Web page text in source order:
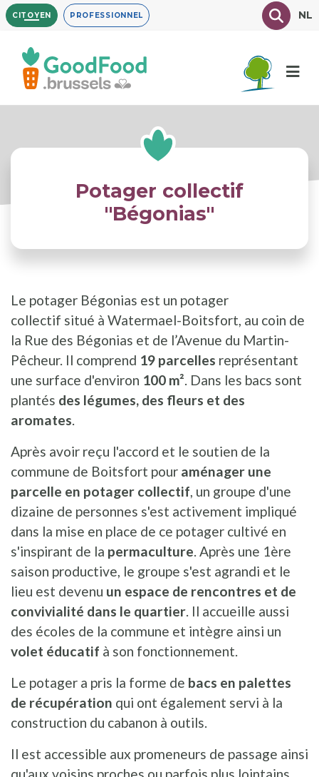
Aller
au
contenu
principal
CITOYEN PROFESSIONNEL TexteNL
Potager collectif
"Bégonias"
Le potager Bégonias est un potager
collectif situé à Watermael-Boitsfort, au coin de
la Rue des Bégonias et de l’Avenue du Martin-
Pêcheur. Il comprend 19 parcelles représentant
une surface d'environ 100 m². Dans les bacs sont
plantés des légumes, des fleurs et des
aromates.
Après avoir reçu l'accord et le soutien de la
commune de Boitsfort pour aménager une
parcelle en potager collectif, un groupe d'une
dizaine de personnes s'est activement impliqué
dans la mise en place de ce potager cultivé en
s'inspirant de la permaculture. Après une 1ère
saison productive, le groupe s'est agrandi et le
lieu est devenu un espace de rencontres et de
convivialité dans le quartier. Il accueille aussi
des écoles de la commune et intègre ainsi un
volet éducatif à son fonctionnement.
Le potager a pris la forme de bacs en palettes
de récupération qui ont également servi à la
construction du cabanon à outils.
Il est accessible aux promeneurs de passage ainsi